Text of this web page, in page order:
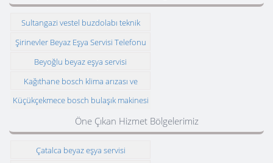
Sultangazi vestel buzdolabı teknik
Şirinevler Beyaz Eşya Servisi Telefonu
Beyoğlu beyaz eşya servisi
Kağıthane bosch klima arızası ve
Küçükçekmece bosch bulaşık makinesi
Öne Çıkan Hizmet Bölgelerimiz
Çatalca beyaz eşya servisi